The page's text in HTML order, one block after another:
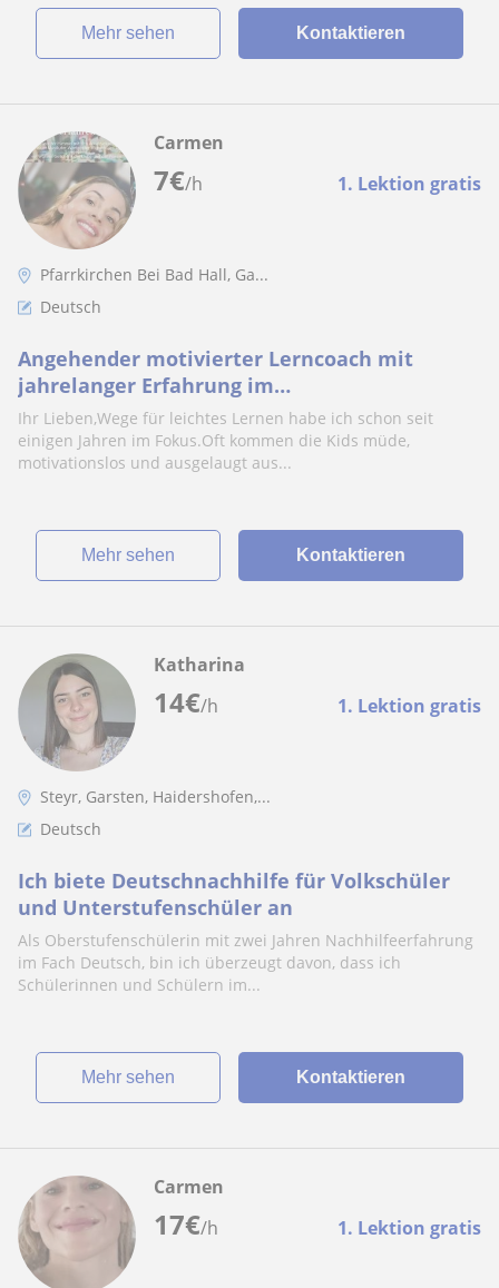
Mehr sehen Kontaktieren
7€/h 1. Lektion gratis
Carmen
Pfarrkirchen Bei Bad Hall, Ga...
Deutsch
Angehender motivierter Lerncoach mit
jahrelanger Erfahrung im
Nachhilfeunterricht freut sich auf mit mir
lernende Schüler
Ihr Lieben,Wege für leichtes Lernen habe ich schon seit
einigen Jahren im Fokus.Oft kommen die Kids müde,
motivationslos und ausgelaugt aus...
Mehr sehen Kontaktieren
14€/h 1. Lektion gratis
Katharina
Steyr, Garsten, Haidershofen,...
Deutsch
Ich biete Deutschnachhilfe für Volkschüler
und Unterstufenschüler an
Als Oberstufenschülerin mit zwei Jahren Nachhilfeerfahrung
im Fach Deutsch, bin ich überzeugt davon, dass ich
Schülerinnen und Schülern im...
Mehr sehen Kontaktieren
17€/h 1. Lektion gratis
Carmen